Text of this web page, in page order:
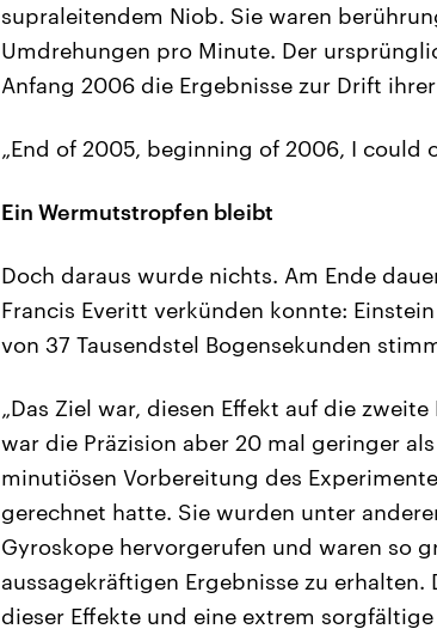
supraleitendem Niob. Sie waren
Umdrehungen pro Minute. Der
Anfang 2006 die Ergebnisse zur Drift
„End of 2005, beginning of 2006, I could
Ein Wermutstropfen bleibt
Doch daraus wurde nichts. Am Ende
Francis Everitt verkünden konnte:
von 37 Tausendstel Bogensekunden
„Das Ziel war, diesen Effekt auf die
war die Präzision aber 20 mal geringer
minutiösen Vorbereitung des
gerechnet hatte. Sie wurden unter
Gyroskope hervorgerufen und waren so
aussagekräftigen Ergebnisse zu
dieser Effekte und eine extrem